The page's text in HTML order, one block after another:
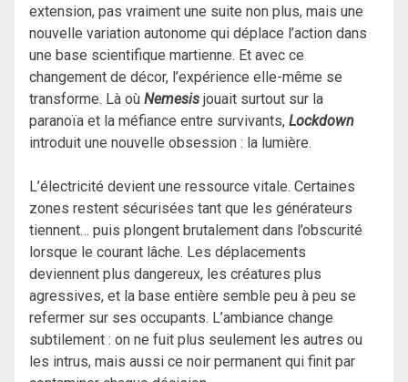
extension, pas vraiment une suite non plus, mais une
nouvelle variation autonome qui déplace l’action dans
une base scientifique martienne. Et avec ce
changement de décor, l’expérience elle-même se
transforme. Là où Nemesis jouait surtout sur la
paranoïa et la méfiance entre survivants, Lockdown
introduit une nouvelle obsession : la lumière.
L’électricité devient une ressource vitale. Certaines
zones restent sécurisées tant que les générateurs
tiennent… puis plongent brutalement dans l’obscurité
lorsque le courant lâche. Les déplacements
deviennent plus dangereux, les créatures plus
agressives, et la base entière semble peu à peu se
refermer sur ses occupants. L’ambiance change
subtilement : on ne fuit plus seulement les autres ou
les intrus, mais aussi ce noir permanent qui finit par